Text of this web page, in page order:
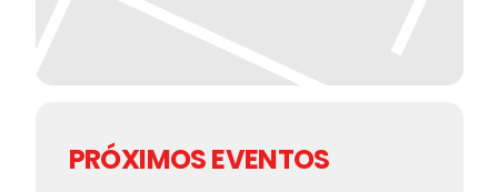
PRÓXIMOS EVENTOS